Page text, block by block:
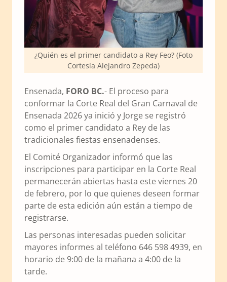
¿Quién es el primer candidato a Rey Feo? (Foto
Cortesía Alejandro Zepeda)
Ensenada, FORO BC.- El proceso para
conformar la Corte Real del Gran Carnaval de
Ensenada 2026 ya inició y Jorge se registró
como el primer candidato a Rey de las
tradicionales fiestas ensenadenses.
El Comité Organizador informó que las
inscripciones para participar en la Corte Real
permanecerán abiertas hasta este viernes 20
de febrero, por lo que quienes deseen formar
parte de esta edición aún están a tiempo de
registrarse.
Las personas interesadas pueden solicitar
mayores informes al teléfono 646 598 4939, en
horario de 9:00 de la mañana a 4:00 de la
tarde.